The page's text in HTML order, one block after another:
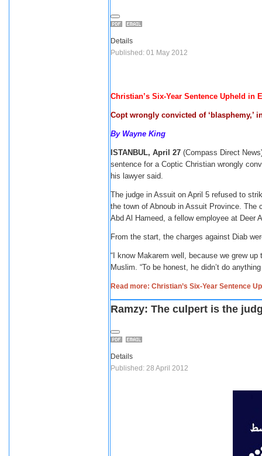
Details
Published: 01 May 2012
Christian’s Six-Year Sentence Upheld in
Copt wrongly convicted of ‘blasphemy,’
By Wayne King
ISTANBUL, April 27 (Compass Direct
sentence for a Coptic Christian wrongly
his lawyer said.
The judge in Assuit on April 5 refused to
the town of Abnoub in Assuit Province. The
Abd Al Hameed, a fellow employee at Deer
From the start, the charges against Diab
“I know Makarem well, because we grew up
Muslim. “To be honest, he didn’t do
Read more: Christian’s Six-Year Sentence
Ramzy: The culpert is the
Details
Published: 28 April 2012